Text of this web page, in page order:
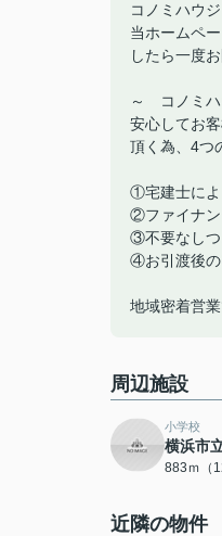
コノミハウ
当ホームペ
したら一度
～ コノミ
安心してお
頂く為、4つ
①宅建士によ
②ファイナン
③不要なしつ
④お引渡後の
地域密着営
周辺施設
小学校
横浜市
883ｍ（
近隣の物件